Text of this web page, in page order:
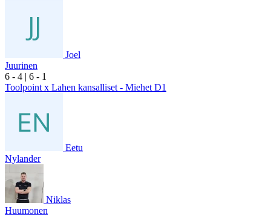
Joel
Juurinen
6 - 4 | 6 - 1
Toolpoint x Lahen kansalliset - Miehet D1
Eetu
Nylander
Niklas
Huumonen